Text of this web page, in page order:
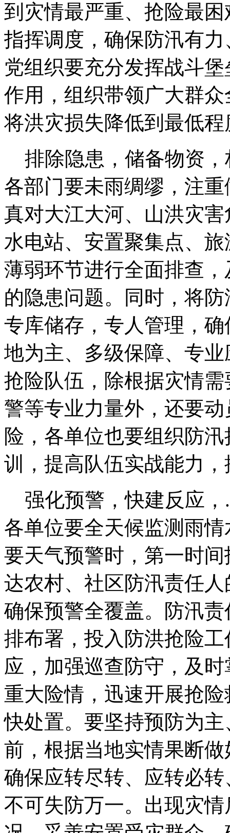
到灾情最严重、抢险最
指挥调度，确保防汛有
党组织要充分发挥战斗
作用，组织带领广大群
将洪灾损失降低到最低
排除隐患，储备物资，
各部门要未雨绸缪，注
真对大江大河、山洪灾
水电站、安置聚集点、
薄弱环节进行全面排查
的隐患问题。同时，将
专库储存，专人管理，
地为主、多级保障、专
抢险队伍，除根据灾情
警等专业力量外，还要
险，各单位也要组织防
训，提高队伍实战能力
强化预警，快建反应，
各单位要全天候监测雨
要天气预警时，第一时
达农村、社区防汛责任
确保预警全覆盖。防汛
排布署，投入防洪抢险
应，加强巡查防守，及
重大险情，迅速开展抢
快处置。要坚持预防为
前，根据当地实情果断
确保应转尽转、应转必
不可失防万一。出现灾